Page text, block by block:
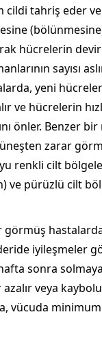
cildi tahriş eder
(bölünmesine)
hücrelerin devir
sayısı
yeni
ve hücrelerin
önler. Benzer
zarar
renkli cilt
ve pürüzlü cilt
görmüş
iyileşmeler
sonra
azalır veya
vücuda